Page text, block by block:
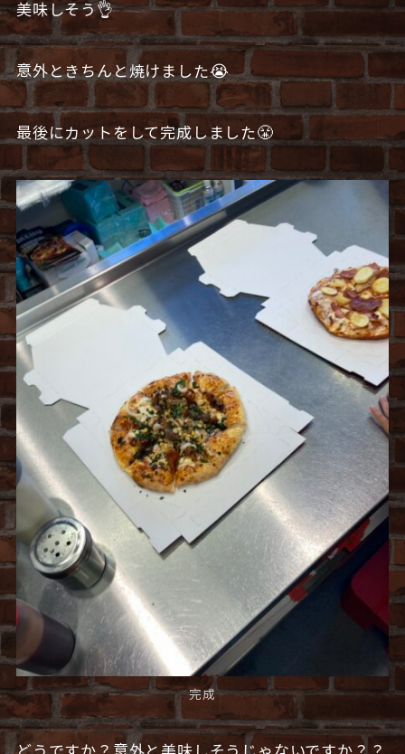
美味しそう👌
意外ときちんと焼けました😭
最後にカットをして完成しました😤
完成